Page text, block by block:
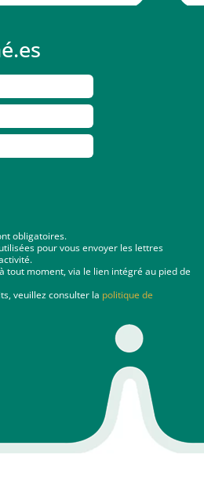
obligatoires.
pour vous envoyer les lettres
tout moment, via le lien intégré au pied de
veuillez consulter la politique de